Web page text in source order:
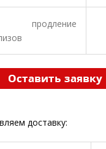
продление
доставку: